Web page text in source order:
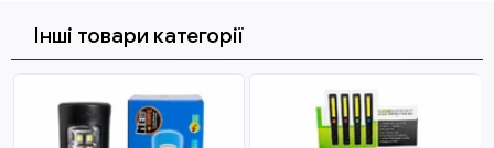
Інші товари категорії